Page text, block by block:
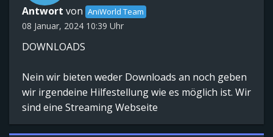
Antwort von AniWorld Team
08 Januar, 2024 10:39 Uhr
DOWNLOADS
Nein wir bieten weder Downloads an noch geben
wir irgendeine Hilfestellung wie es möglich ist. Wir
sind eine Streaming Webseite